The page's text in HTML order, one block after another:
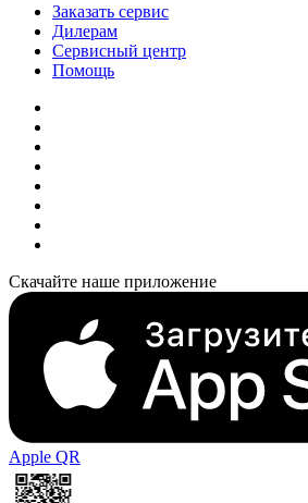
Заказать сервис
Дилерам
Сервисный центр
Помощь
Скачайте наше приложение
Apple QR